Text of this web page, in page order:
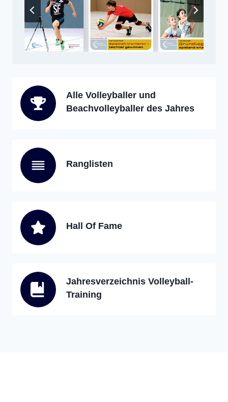
Alle Volleyballer und
Beachvolleyballer des Jahres
Ranglisten
Hall Of Fame
Jahresverzeichnis Volleyball-
Training